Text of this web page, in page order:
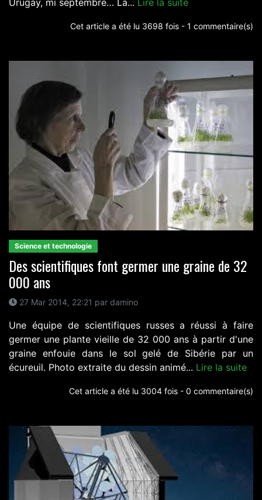
Urugay, mi septembre… La... Lire la suite
Cet article a été lu 3698 fois - 1 commentaire(s)
Science et technologie
Des scientifiques font germer une graine de 32
000 ans
27 Mar 2014, 22:21 par damino
Une équipe de scientifiques russes a réussi à faire
germer une plante vieille de 32 000 ans à partir d'une
graine enfouie dans le sol gelé de Sibérie par un
écureuil. Photo extraite du dessin animé... Lire la suite
Cet article a été lu 3004 fois - 0 commentaire(s)